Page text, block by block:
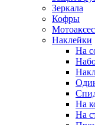
Зеркала
Кофры
Наклейки
На
На
На